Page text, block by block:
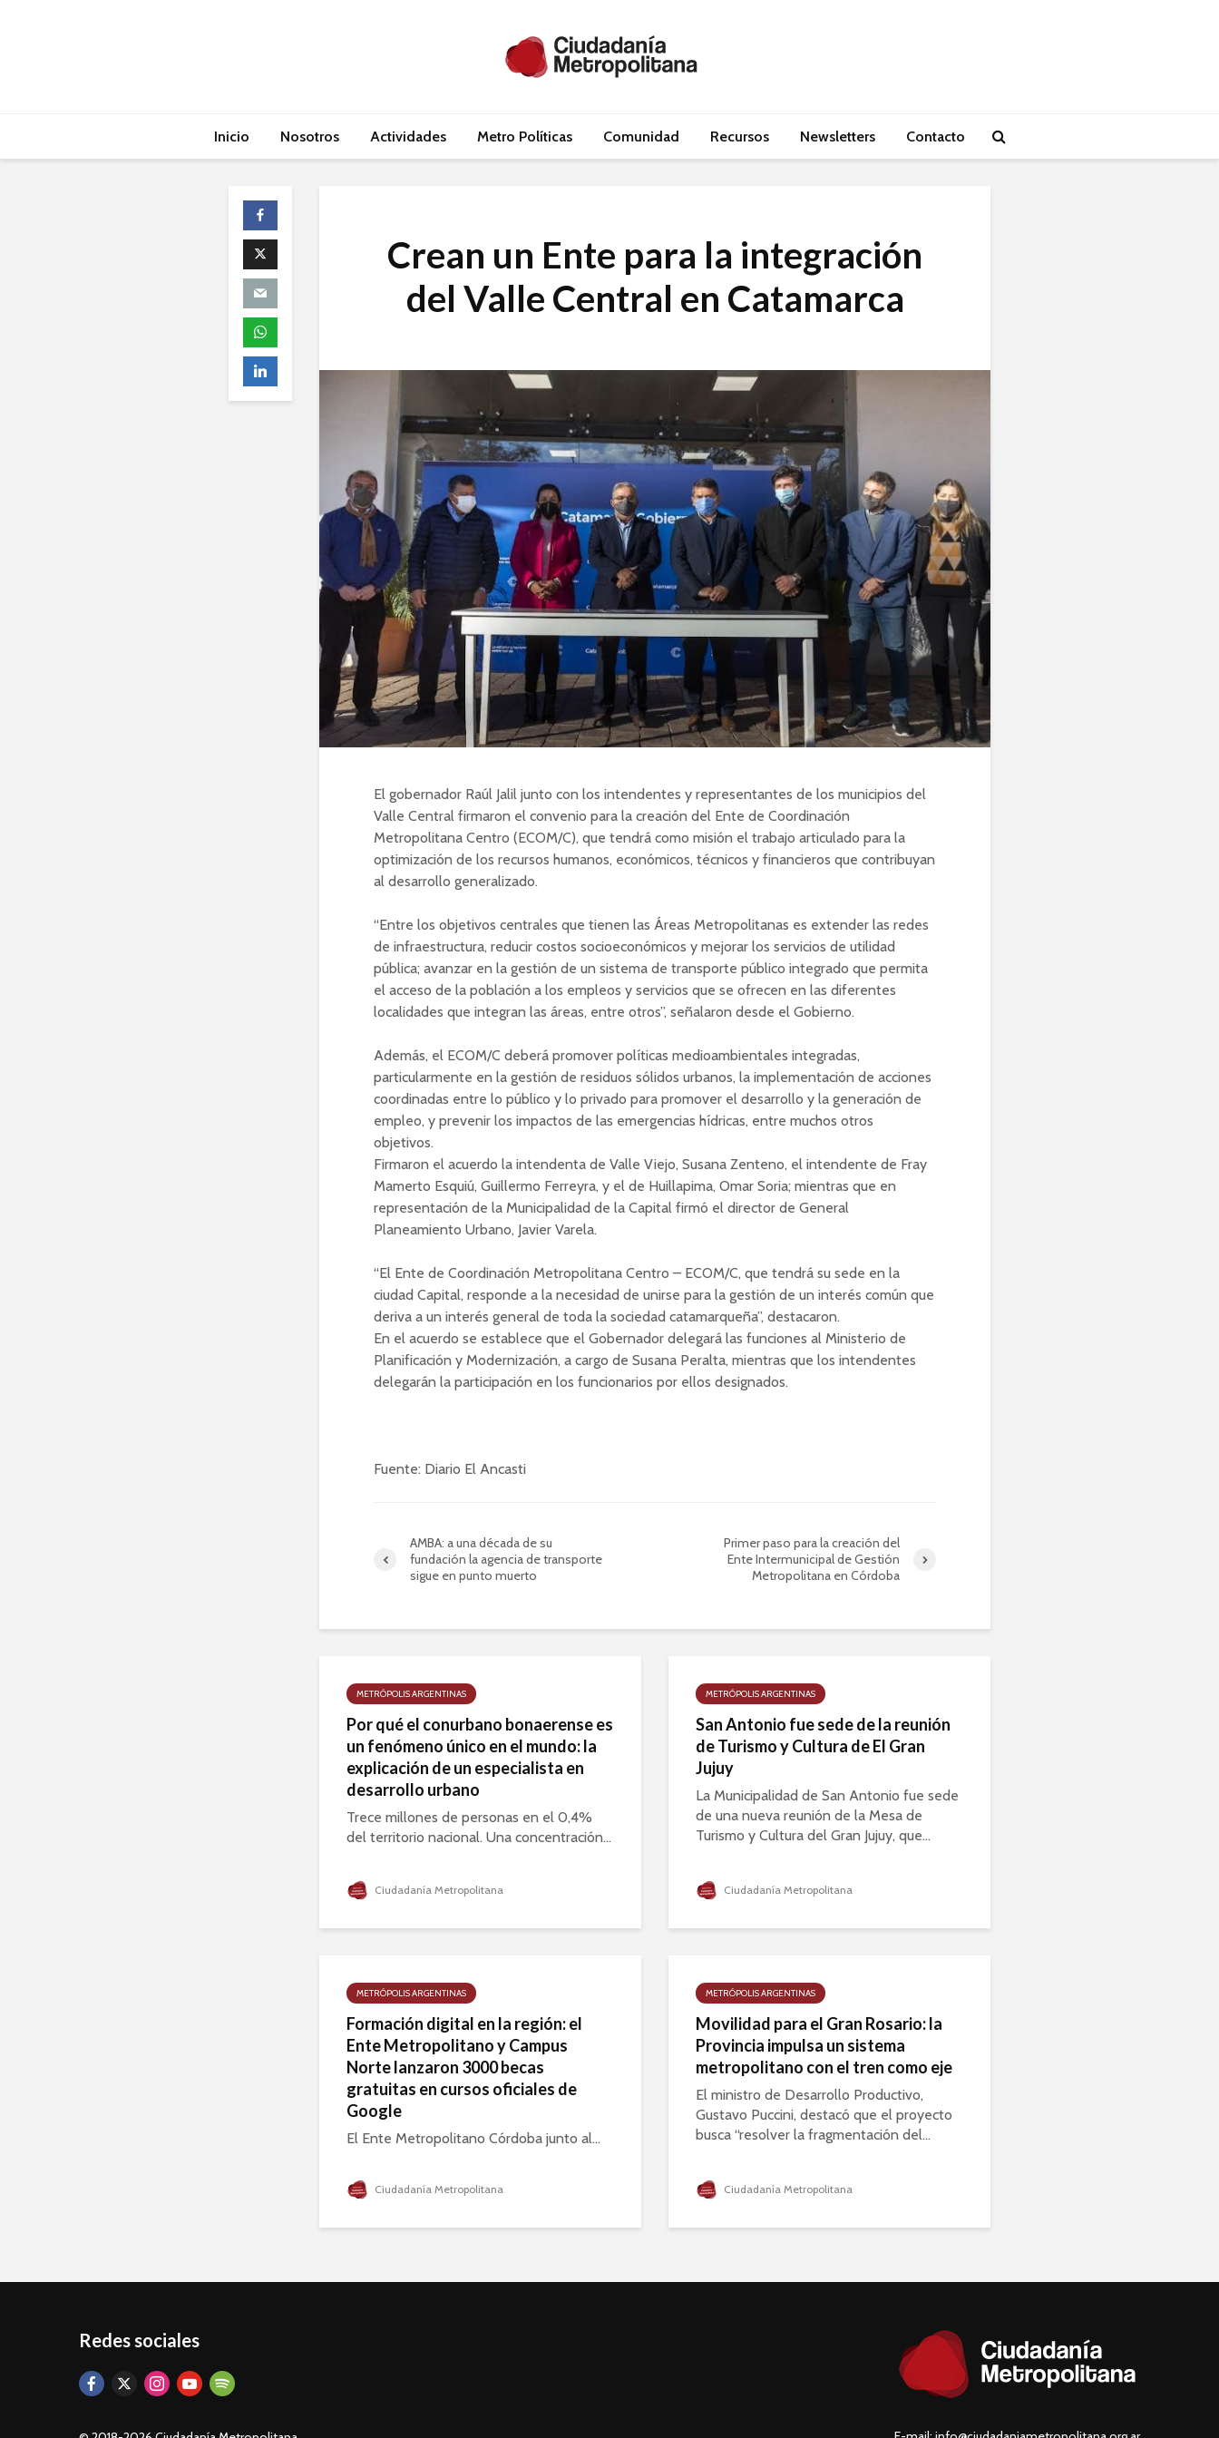
Inicio Nosotros Actividades Metro Políticas Comunidad Recursos Newsletters Contacto
Crean un Ente para la integración
del Valle Central en Catamarca
El gobernador Raúl Jalil junto con los intendentes y representantes de los municipios del
Valle Central firmaron el convenio para la creación del Ente de Coordinación
Metropolitana Centro (ECOM/C), que tendrá como misión el trabajo articulado para la
optimización de los recursos humanos, económicos, técnicos y financieros que contribuyan
al desarrollo generalizado.
“Entre los objetivos centrales que tienen las Áreas Metropolitanas es extender las redes
de infraestructura, reducir costos socioeconómicos y mejorar los servicios de utilidad
pública; avanzar en la gestión de un sistema de transporte público integrado que permita
el acceso de la población a los empleos y servicios que se ofrecen en las diferentes
localidades que integran las áreas, entre otros”, señalaron desde el Gobierno.
Además, el ECOM/C deberá promover políticas medioambientales integradas,
particularmente en la gestión de residuos sólidos urbanos, la implementación de acciones
coordinadas entre lo público y lo privado para promover el desarrollo y la generación de
empleo, y prevenir los impactos de las emergencias hídricas, entre muchos otros
objetivos.
Firmaron el acuerdo la intendenta de Valle Viejo, Susana Zenteno, el intendente de Fray
Mamerto Esquiú, Guillermo Ferreyra, y el de Huillapima, Omar Soria; mientras que en
representación de la Municipalidad de la Capital firmó el director de General
Planeamiento Urbano, Javier Varela.
“El Ente de Coordinación Metropolitana Centro – ECOM/C, que tendrá su sede en la
ciudad Capital, responde a la necesidad de unirse para la gestión de un interés común que
deriva a un interés general de toda la sociedad catamarqueña”, destacaron.
En el acuerdo se establece que el Gobernador delegará las funciones al Ministerio de
Planificación y Modernización, a cargo de Susana Peralta, mientras que los intendentes
delegarán la participación en los funcionarios por ellos designados.
Fuente: Diario El Ancasti
AMBA: a una década de su
fundación la agencia de transporte
sigue en punto muerto
Primer paso para la creación del
Ente Intermunicipal de Gestión
Metropolitana en Córdoba
METRÓPOLIS ARGENTINAS
Por qué el conurbano bonaerense es
un fenómeno único en el mundo: la
explicación de un especialista en
desarrollo urbano
Trece millones de personas en el 0,4%
del territorio nacional. Una concentración...
Ciudadanía Metropolitana
METRÓPOLIS ARGENTINAS
San Antonio fue sede de la reunión
de Turismo y Cultura de El Gran
Jujuy
La Municipalidad de San Antonio fue sede
de una nueva reunión de la Mesa de
Turismo y Cultura del Gran Jujuy, que...
Ciudadanía Metropolitana
METRÓPOLIS ARGENTINAS
Formación digital en la región: el
Ente Metropolitano y Campus
Norte lanzaron 3000 becas
gratuitas en cursos oficiales de
Google
El Ente Metropolitano Córdoba junto al...
Ciudadanía Metropolitana
METRÓPOLIS ARGENTINAS
Movilidad para el Gran Rosario: la
Provincia impulsa un sistema
metropolitano con el tren como eje
El ministro de Desarrollo Productivo,
Gustavo Puccini, destacó que el proyecto
busca “resolver la fragmentación del...
Ciudadanía Metropolitana
Redes sociales